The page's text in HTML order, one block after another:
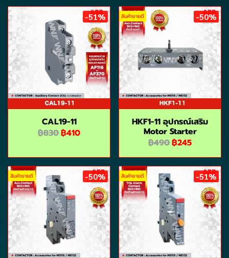
-51%
CAL19-11
฿830฿410
สินค้าขายดี -50%
HKF1-11 อุปกรณ์เสริม
Motor Starter
฿490฿245
สินค้าขายดี -50% สินค้าขายดี -51%